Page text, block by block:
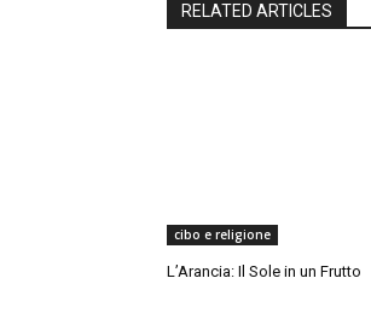
RELATED ARTICLES
cibo e religione
L’Arancia: Il Sole in un Frutto